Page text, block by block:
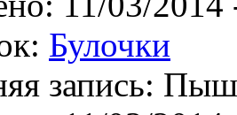
Булочки
запись: